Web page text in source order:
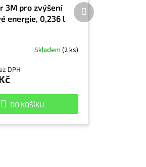
3M pro zvýšení
energie, 0,236 l
Skladem (2 ks)
DPH
DO KOŠÍKU
Další
produkt